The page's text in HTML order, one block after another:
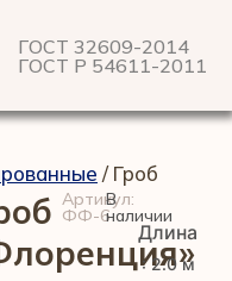
ГОСТ 32609-2014
ГОСТ Р 54611-2011
/ Гроб
Артикул:
ФФ-6
В
наличии
Длина
: 2.0 м